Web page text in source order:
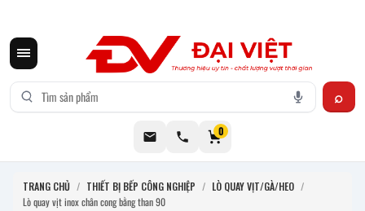
0
TRANG CHỦ / THIẾT BỊ BẾP CÔNG NGHIỆP / LÒ QUAY VỊT/GÀ/HEO /
Lò quay vịt inox chân cong bằng than 90